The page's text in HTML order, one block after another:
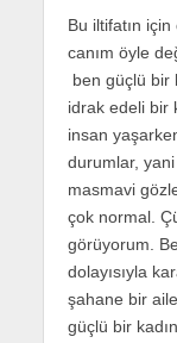
Bu iltifatın
canım öyle
ben güçlü bir
idrak edeli bir
insan
durumlar,
masmavi
çok normal.
görüyorum.
dolayısıyla
şahane bir
güçlü bir